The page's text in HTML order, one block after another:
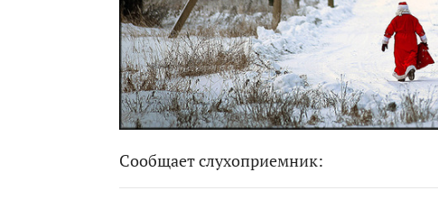
Сообщает слухоприемник: